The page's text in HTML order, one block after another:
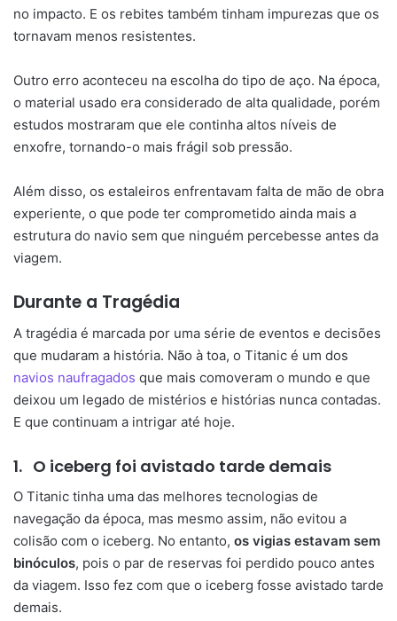
no impacto. E os rebites também tinham impurezas que os
tornavam menos resistentes.
Outro erro aconteceu na escolha do tipo de aço. Na época,
o material usado era considerado de alta qualidade, porém
estudos mostraram que ele continha altos níveis de
enxofre, tornando-o mais frágil sob pressão.
Além disso, os estaleiros enfrentavam falta de mão de obra
experiente, o que pode ter comprometido ainda mais a
estrutura do navio sem que ninguém percebesse antes da
viagem.
Durante a Tragédia
A tragédia é marcada por uma série de eventos e decisões
que mudaram a história. Não à toa, o Titanic é um dos
navios naufragados que mais comoveram o mundo e que
deixou um legado de mistérios e histórias nunca contadas.
E que continuam a intrigar até hoje.
1. O iceberg foi avistado tarde demais
O Titanic tinha uma das melhores tecnologias de
navegação da época, mas mesmo assim, não evitou a
colisão com o iceberg. No entanto, os vigias estavam sem
binóculos, pois o par de reservas foi perdido pouco antes
da viagem. Isso fez com que o iceberg fosse avistado tarde
demais.